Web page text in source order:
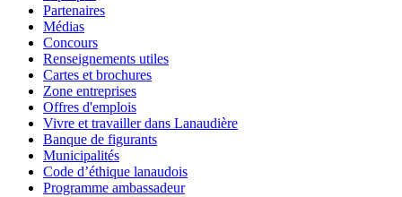
Partenaires
Médias
Concours
Renseignements utiles
Cartes et brochures
Zone entreprises
Offres d'emplois
Vivre et travailler dans Lanaudière
Banque de figurants
Municipalités
Code d’éthique lanaudois
Programme ambassadeur